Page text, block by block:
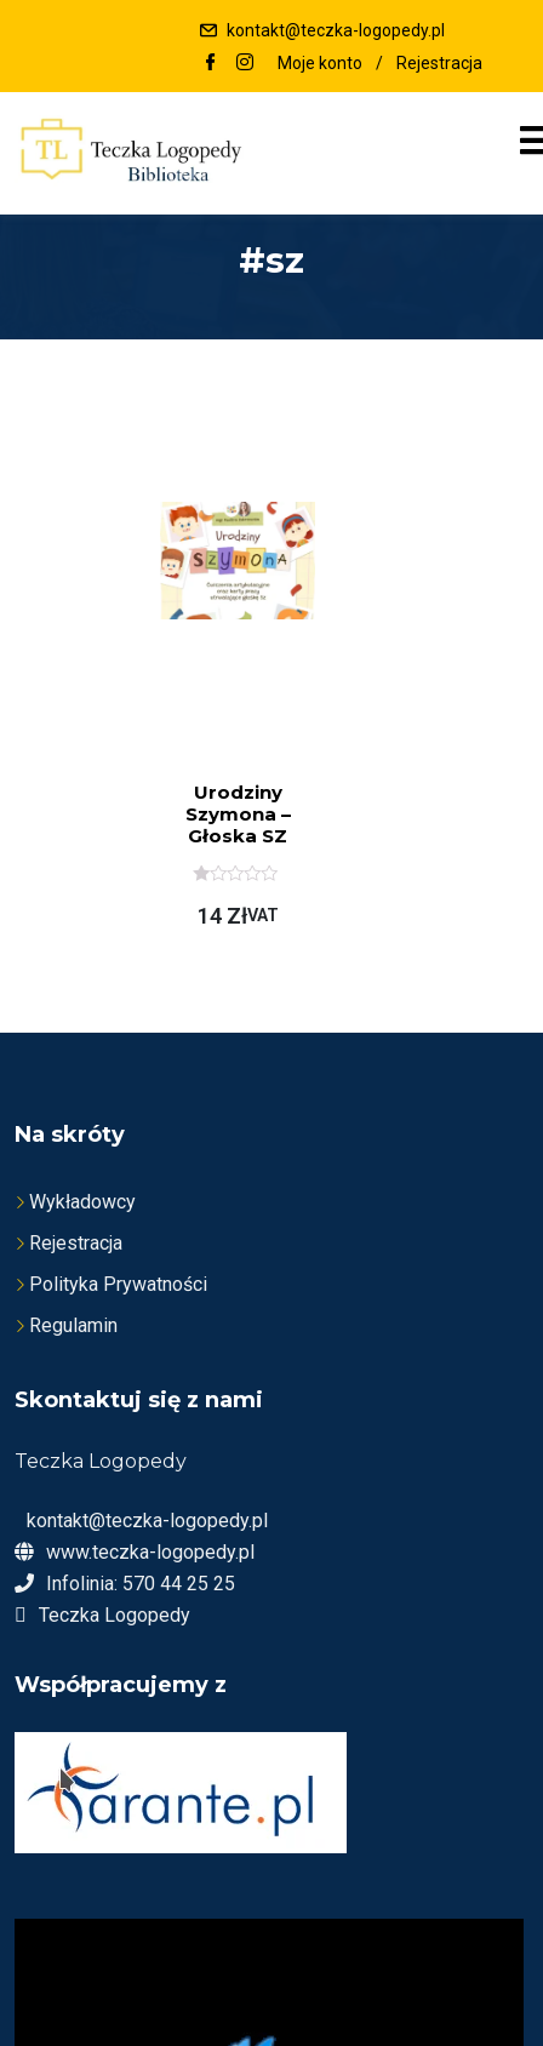
kontakt@teczka-logopedy.pl
Moje konto
/ Rejestracja
#sz
Urodziny
Szymona –
Głoska SZ
C14 ZłVAT
Na skróty
Wykładowcy
Rejestracja
Polityka Prywatności
Regulamin
Skontaktuj się z nami
Teczka Logopedy
kontakt@teczka-logopedy.pl
www.teczka-logopedy.pl
Infolinia: 570 44 25 25
Teczka Logopedy
Współpracujemy z